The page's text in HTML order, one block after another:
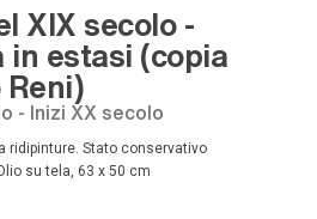
XIX secolo -
in estasi (copia
- Inizi XX secolo
su tela, 63 x 50 cm